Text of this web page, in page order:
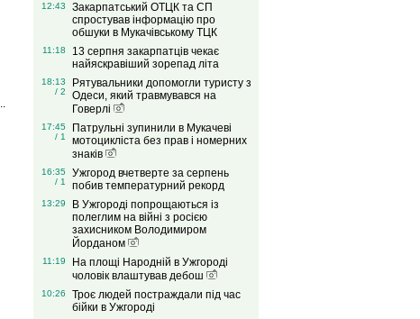
12:43
Закарпатський ОТЦК та СП
спростував інформацію про
обшуки в Мукачівському ТЦК
11:18
13 серпня закарпатців чекає
найяскравіший зорепад літа
18:13
/ 2
Рятувальники допомогли туристу з
Одеси, який травмувався на
Говерлі
17:45
/ 1
Патрульні зупинили в Мукачеві
мотоцикліста без прав і номерних
знаків
16:35
/ 1
Ужгород вчетверте за серпень
побив температурний рекорд
13:29
В Ужгороді попрощаються із
полеглим на війні з росією
захисником Володимиром
Йорданом
11:19
На площі Народній в Ужгороді
чоловік влаштував дебош
10:26
Троє людей постраждали під час
бійки в Ужгороді